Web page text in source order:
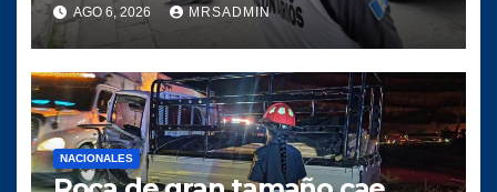
AGO 6, 2026 MRSADMIN
NACIONALES